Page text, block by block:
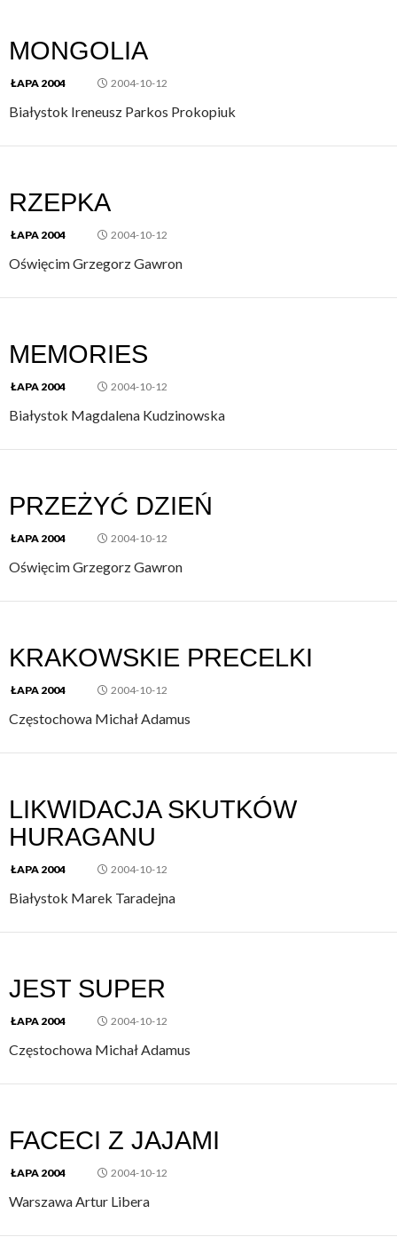
MONGOLIA
ŁAPA 2004 2004-10-12
Białystok Ireneusz Parkos Prokopiuk
RZEPKA
ŁAPA 2004 2004-10-12
Oświęcim Grzegorz Gawron
MEMORIES
ŁAPA 2004 2004-10-12
Białystok Magdalena Kudzinowska
PRZEŻYĆ DZIEŃ
ŁAPA 2004 2004-10-12
Oświęcim Grzegorz Gawron
KRAKOWSKIE PRECELKI
ŁAPA 2004 2004-10-12
Częstochowa Michał Adamus
LIKWIDACJA SKUTKÓW
HURAGANU
ŁAPA 2004 2004-10-12
Białystok Marek Taradejna
JEST SUPER
ŁAPA 2004 2004-10-12
Częstochowa Michał Adamus
FACECI Z JAJAMI
ŁAPA 2004 2004-10-12
Warszawa Artur Libera